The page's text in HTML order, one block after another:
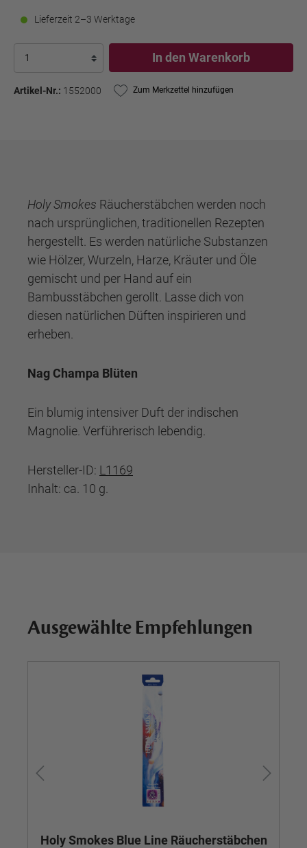
Lieferzeit 2–3 Werktage
In den Warenkorb
Artikel-Nr.: 1552000 Zum Merkzettel hinzufügen
Holy Smokes Räucherstäbchen werden noch
nach ursprünglichen, traditionellen Rezepten
hergestellt. Es werden natürliche Substanzen
wie Hölzer, Wurzeln, Harze, Kräuter und Öle
gemischt und per Hand auf ein
Bambusstäbchen gerollt. Lasse dich von
diesen natürlichen Düften inspirieren und
erheben.
Nag Champa Blüten
Ein blumig intensiver Duft der indischen
Magnolie. Verführerisch lebendig.
Hersteller-ID: L1169
Inhalt: ca. 10 g.
Ausgewählte Empfehlungen
Holy Smokes Blue Line Räucherstäbchen